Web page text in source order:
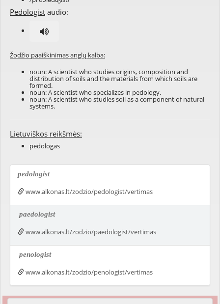
Pedologist audio:
Žodžio paaiškinimas anglų kalba:
noun: A scientist who studies origins, composition and
distribution of soils and the materials from which soils are
formed.
noun: A scientist who specializes in pedology.
noun: A scientist who studies soil as a component of natural
systems.
Lietuviškos reikšmės:
pedologas
pedologist
www.alkonas.lt/zodzio/pedologist/vertimas
paedologist
www.alkonas.lt/zodzio/paedologist/vertimas
penologist
www.alkonas.lt/zodzio/penologist/vertimas